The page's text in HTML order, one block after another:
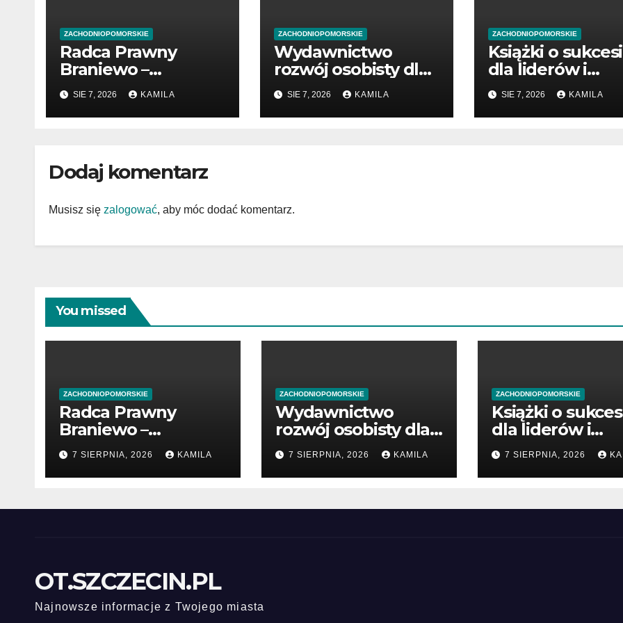
ZACHODNIOPOMORSKIE
Radca Prawny
Braniewo –
profesjonalne
wsparcie w
sprawach prawnych
SIE 7, 2026 KAMILA
ZACHODNIOPOMORSKIE
Wydawnictwo
rozwój osobisty dla
początkujących
przedsiębiorców
SIE 7, 2026 KAMILA
ZACHODNIOPOMORSKIE
Książki o
dla liderów i
przedsiębiorców
SIE 7, 2026 KAMILA
Dodaj komentarz
Musisz się zalogować, aby móc dodać komentarz.
You missed
ZACHODNIOPOMORSKIE
Radca Prawny
Braniewo –
profesjonalne
wsparcie w
sprawach prawnych
7 SIERPNIA, 2026 KAMILA
ZACHODNIOPOMORSKIE
Wydawnictwo
rozwój osobisty dla
początkujących
przedsiębiorców
7 SIERPNIA, 2026 KAMILA
ZACHODNIOPOMORSKIE
Książki o
dla liderów i
7 SIERPNIA, 2026
OT.SZCZECIN.PL
Najnowsze informacje z Twojego miasta